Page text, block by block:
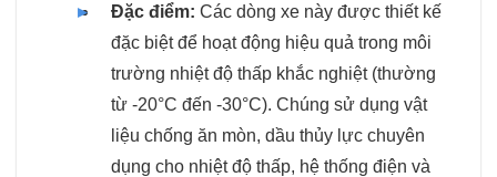
Đặc điểm: Các dòng xe này được thiết kế
đặc biệt để hoạt động hiệu quả trong môi
trường nhiệt độ thấp khắc nghiệt (thường
từ -20°C đến -30°C). Chúng sử dụng vật
liệu chống ăn mòn, dầu thủy lực chuyên
dụng cho nhiệt độ thấp, hệ thống điện và